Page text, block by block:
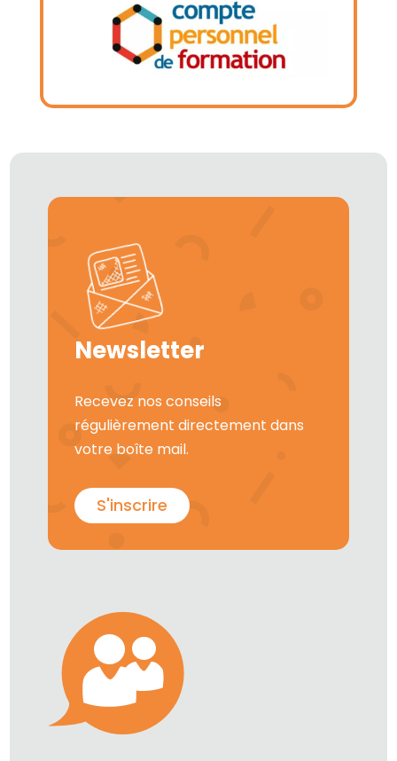
Newsletter
Recevez nos conseils
régulièrement directement dans
votre boîte mail.
S'inscrire